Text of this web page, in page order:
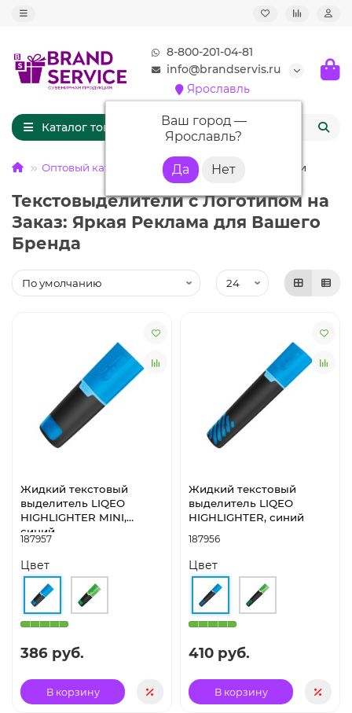
8-800-201-04-81
info@brandservis.ru
Ярославль
Ваш город —
Ярославль?
Каталог товаров
Оптовый каталог РУЧКИ Текстовыделители
Текстовыделители с Логотипом на
Заказ: Яркая Реклама для Вашего
Бренда
Жидкий текстовый
выделитель LIQEO
HIGHLIGHTER MINI,
синий
187957
Цвет
386 руб.
В корзину
Жидкий текстовый
выделитель LIQEO
HIGHLIGHTER, синий
187956
Цвет
410 руб.
В корзину